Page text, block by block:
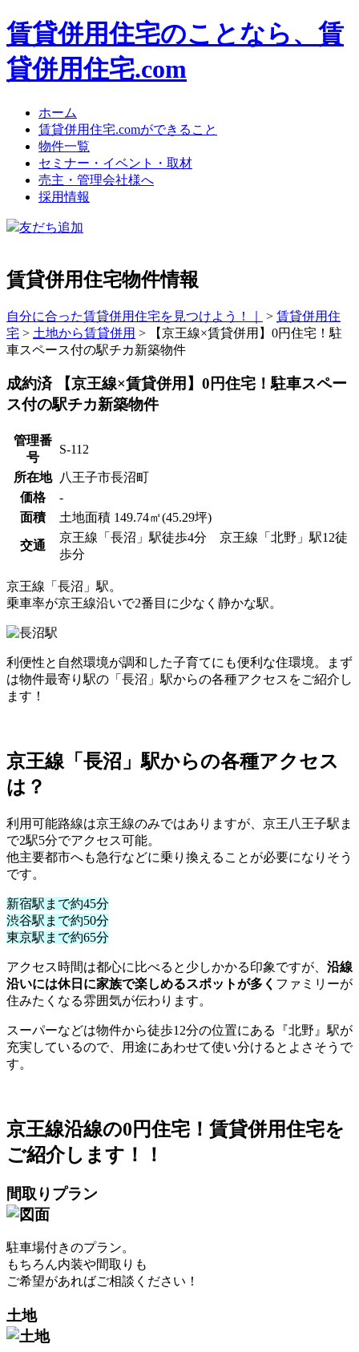
賃貸併用住宅のことなら、賃
貸併用住宅.com
ホーム
賃貸併用住宅.comができること
物件一覧
セミナー・イベント・取材
売主・管理会社様へ
採用情報
友だち追加
賃貸併用住宅物件情報
自分に合った賃貸併用住宅を見つけよう！｜ > 賃貸併用住
宅 > 土地から賃貸併用 >
【京王線×賃貸併用】0円住宅！駐
車スペース付の駅チカ新築物件
成約済 【京王線×賃貸併用】0円住宅！駐車スペー
ス付の駅チカ新築物件
管理番
号
S-112
所在地
八王子市長沼町
価格
-
面積
土地面積 149.74㎡(45.29坪)
交通
京王線「長沼」駅徒歩4分 京王線「北野」駅12徒
歩分
京王線「長沼」駅。
乗車率が京王線沿いで2番目に少なく静かな駅。
利便性と自然環境が調和した子育てにも便利な住環境。まず
は物件最寄り駅の「長沼」駅からの各種アクセスをご紹介し
ます！
京王線「長沼」駅からの各種アクセス
は？
利用可能路線は京王線のみではありますが、京王八王子駅ま
で2駅5分でアクセス可能。
他主要都市へも急行などに乗り換えることが必要になりそう
です。
新宿駅まで約45分
渋谷駅まで約50分
東京駅まで約65分
アクセス時間は都心に比べると少しかかる印象ですが、 沿線
沿いには休日に家族で楽しめるスポットが多く ファミリーが
住みたくなる雰囲気が伝わります。
スーパーなどは物件から徒歩12分の位置にある『北野』駅が
充実しているので、用途にあわせて使い分けるとよさそうで
す。
京王線沿線の0円住宅！賃貸併用住宅を
ご紹介します！！
間取りプラン
駐車場付きのプラン。
もちろん内装や間取りも
ご希望があればご相談ください！
土地